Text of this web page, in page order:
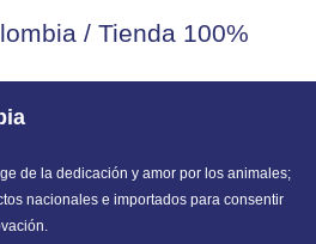
/ Tienda 100%
de la dedicación y amor por los animales;
nacionales e importados para consentir